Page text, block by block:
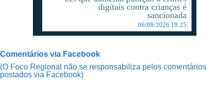
digitais contra crianças é
sancionada
06/08/2026 18:25
Comentários via Facebook
(O Foco Regional não se responsabiliza pelos comentários
postados via Facebook)